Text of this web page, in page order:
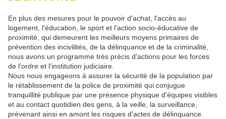
En plus des mesures pour le pouvoir d'achat, l'accès au
logement, l'éducation, le sport et l'action socio-éducative de
proximité, qui demeurent les meilleurs moyens primaires de
prévention des incivilités, de la délinquance et de la criminalité,
nous avons un programme très précis d'actions pour les forces
de l'ordre et l'institution judiciaire.
Nous nous engageons à assurer la sécurité de la population par
le rétablissement de la police de proximité qui conjugue
tranquillité publique par une présence physique d'équipes visibles
et au contact quotidien des gens, à la veille, la surveillance,
prévenant ainsi en amont les risques d'actes de délinquance.